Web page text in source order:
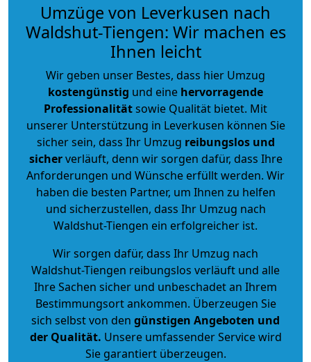
Umzüge von Leverkusen nach
Waldshut-Tiengen: Wir machen es
Ihnen leicht
Wir geben unser Bestes, dass hier Umzug
kostengünstig und eine hervorragende
Professionalitätsowie Qualität bietet. Mit
unserer Unterstützung in Leverkusen können Sie
sicher sein, dass Ihr Umzug reibungslos und
sicherverläuft, denn wir sorgen dafür, dass Ihre
Anforderungen und Wünsche erfüllt werden. Wir
haben die besten Partner, um Ihnen zu helfen
und sicherzustellen, dass Ihr Umzug nach
Waldshut-Tiengen ein erfolgreicher ist.
Wir sorgen dafür, dass Ihr Umzug nach
Waldshut-Tiengen reibungslos verläuft und alle
Ihre Sachen sicher und unbeschadet an Ihrem
Bestimmungsort ankommen. Überzeugen Sie
sich selbst von den günstigen Angeboten und
der Qualität. Unsere umfassender Service wird
Sie garantiert überzeugen.